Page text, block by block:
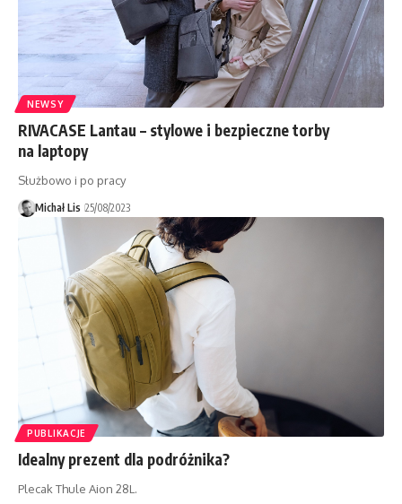
NEWSY
RIVACASE Lantau – stylowe i bezpieczne torby
na laptopy
Służbowo i po pracy
Michał Lis 25/08/2023
PUBLIKACJE
Idealny prezent dla podróżnika?
Plecak Thule Aion 28L.